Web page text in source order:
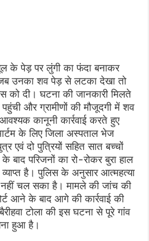
के पेड़ पर लुंगी का फंदा बनाकर
उनका शव पेड़ से लटका देखा तो
को दी। घटना की जानकारी मिलते
और ग्रामीणों की मौजूदगी में शव
कानूनी कार्रवाई करते हुए
के लिए जिला अस्पताल भेज
एवं दो पुत्रियों सहित सात बच्चों
बाद परिजनों का रो-रोकर बुरा हाल
है। पुलिस के अनुसार आत्महत्या
नहीं चल सका है। मामले की जांच की
आने के बाद आगे की कार्रवाई की
टोला की इस घटना से पूरे गांव
हुआ है।